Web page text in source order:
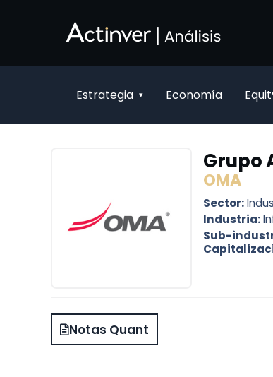
Estrategia ▾ Economía
Grupo
OMA
Sector:
Industria:
Sub-
Notas Quant